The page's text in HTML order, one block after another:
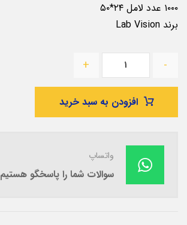
۱۰۰۰ عدد لامل ۲۴*۵۰
برند Lab Vision
-
+
افزودن به سبد خرید
واتساپ
سوالات شما را پاسخگو هستیم